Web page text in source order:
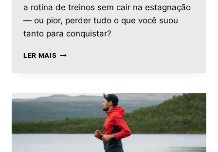
a rotina de treinos sem cair na estagnação
— ou pior, perder tudo o que você suou
tanto para conquistar?
LER MAIS